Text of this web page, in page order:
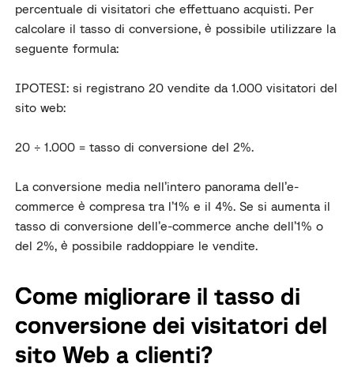
percentuale di visitatori che effettuano acquisti. Per
calcolare il tasso di conversione, è possibile utilizzare la
seguente formula:
IPOTESI: si registrano 20 vendite da 1.000 visitatori del
sito web:
20 ÷ 1.000 = tasso di conversione del 2%.
La conversione media nell’intero panorama dell’e-
commerce è compresa tra l’1% e il 4%. Se si aumenta il
tasso di conversione dell’e-commerce anche dell’1% o
del 2%, è possibile raddoppiare le vendite.
Come migliorare il tasso di
conversione dei visitatori del
sito Web a clienti?